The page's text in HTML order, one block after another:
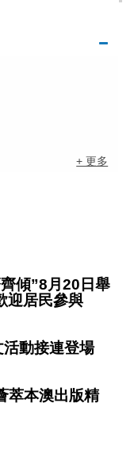
+ 更多
傾”8月20日舉
迎居民參與
動接連登場
萃本澳出版精